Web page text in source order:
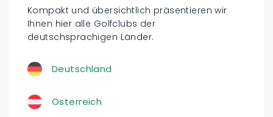
Kompakt und übersichtlich präsentieren wir
Ihnen hier alle Golfclubs der
deutschsprachigen Länder.
Deutschland
Österreich